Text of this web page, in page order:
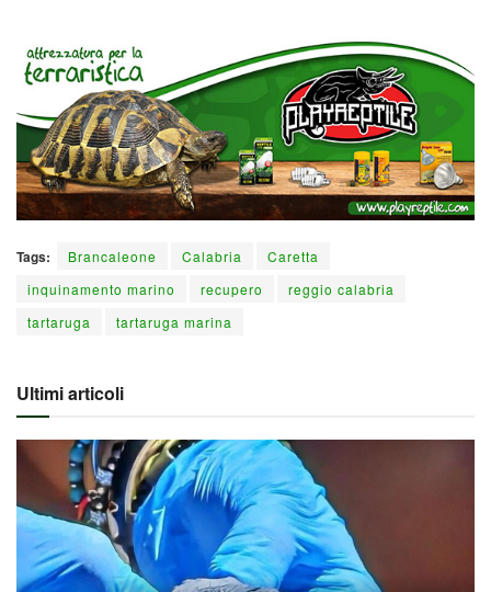
Tags: Brancaleone Calabria
Caretta
inquinamento marino
recupero
reggio calabria
tartaruga
tartaruga marina
Ultimi articoli